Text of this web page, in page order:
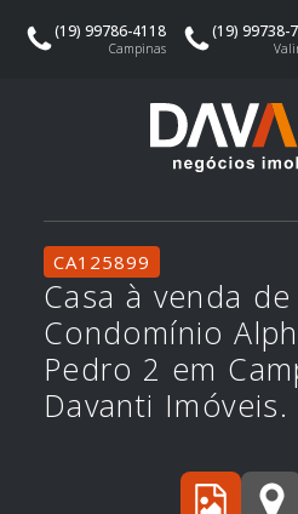
(19) 99786-4118
Campinas
(19) 99786-4118
Campinas
(19) 99738-
(19) 99738-
Valinhos
CA125899
Casa à venda
Condomínio
Pedro 2 em
Davanti Imóveis.